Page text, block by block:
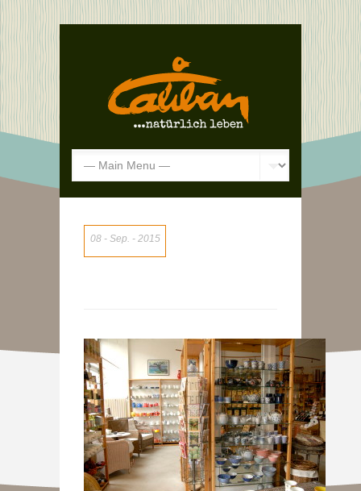
08 Sep. 2015